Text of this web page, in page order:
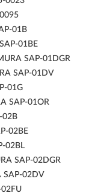
01B
01BE
SAP-01DGR
SAP-01DV
01G
SAP-01OR
02B
02BE
02BL
SAP-02DGR
SAP-02DV